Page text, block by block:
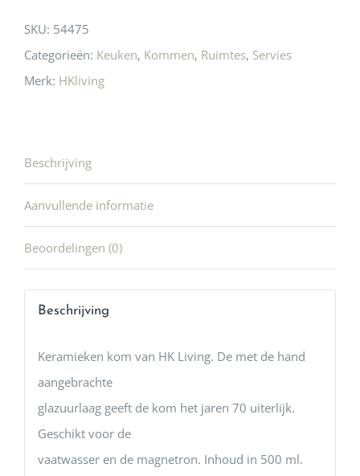
SKU: 54475
Categorieën: Keuken, Kommen, Ruimtes, Servies
Merk: HKliving
Beschrijving
Aanvullende informatie
Beoordelingen (0)
Beschrijving
Keramieken kom van HK Living. De met de hand
aangebrachte
glazuurlaag geeft de kom het jaren 70 uiterlijk.
Geschikt voor de
vaatwasser en de magnetron. Inhoud in 500 ml.